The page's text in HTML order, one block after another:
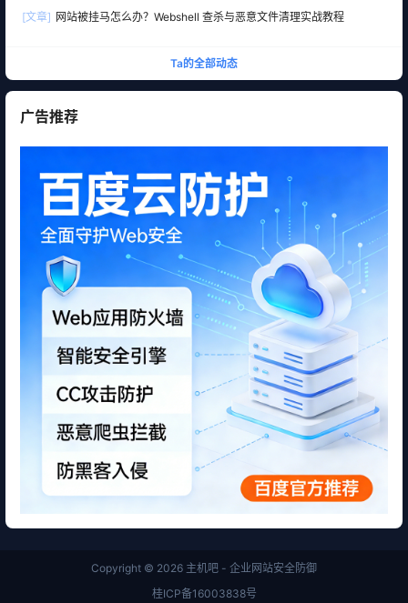
[文章] 网站被挂马怎么办？Webshell 查杀与恶意文件清理实战教程
Ta的全部动态
广告推荐
Copyright © 2026 主机吧 - 企业网站安全防御
桂ICP备16003838号